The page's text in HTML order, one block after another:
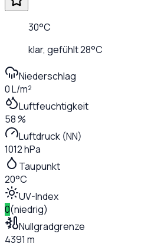
30°C
klar, gefühlt28°C
Niederschlag
0 L/m²
Luftfeuchtigkeit
58 %
Luftdruck (NN)
1012 hPa
Taupunkt
20°C
UV-Index
0(niedrig)
Nullgradgrenze
4391 m